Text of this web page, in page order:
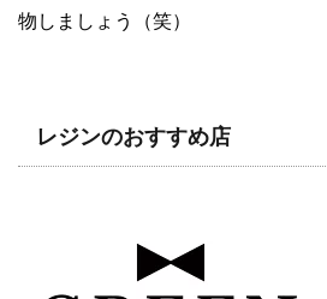
物しましょう（笑）
レジンのおすすめ店